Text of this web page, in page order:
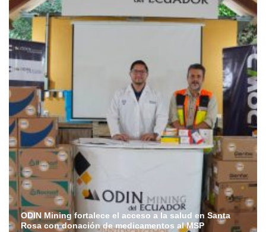
ODIN Mining fortalece el acceso a la salud en Santa
Rosa con donación de medicamentos al MSP